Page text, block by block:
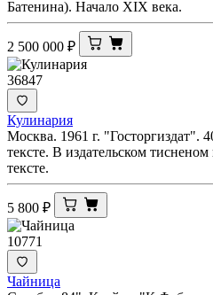
Батенина). Начало XIX века.
2 500 000 ₽
36847
Кулинария
Москва. 1961 г. "Госторгиздат".
тексте. В издательском
тексте.
5 800 ₽
10771
Чайница